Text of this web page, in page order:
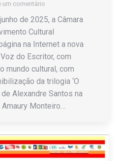
um comentário
de 2025, a Câmara
Cultural
na Internet a nova
do Escritor, com
mundo cultural, com
da trilogia ‘O
Alexandre Santos na
Amaury Monteiro…